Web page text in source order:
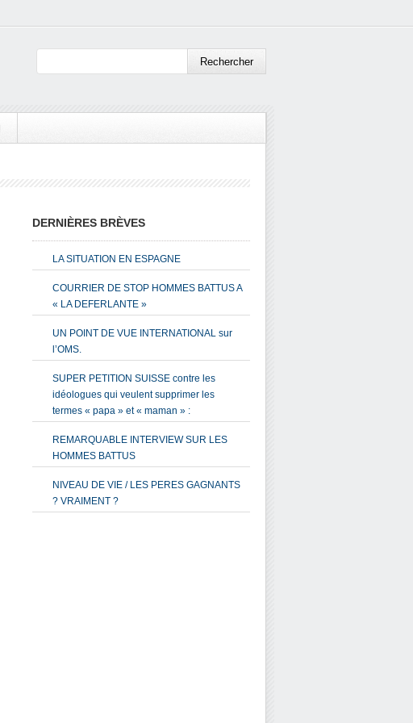
DERNIÈRES BRÈVES
LA SITUATION EN ESPAGNE
COURRIER DE STOP HOMMES BATTUS A
« LA DEFERLANTE »
UN POINT DE VUE INTERNATIONAL sur
l’OMS.
SUPER PETITION SUISSE contre les
idéologues qui veulent supprimer les
termes « papa » et « maman » :
REMARQUABLE INTERVIEW SUR LES
HOMMES BATTUS
NIVEAU DE VIE / LES PERES GAGNANTS
? VRAIMENT ?